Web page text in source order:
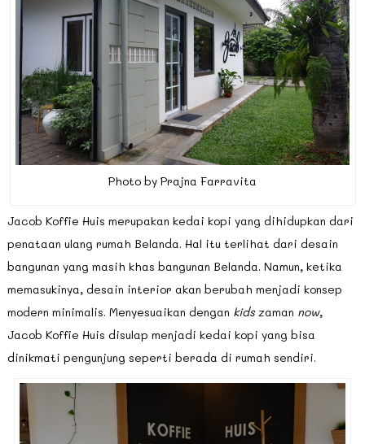
Photo by Prajna Farravita
Jacob Koffie Huis merupakan kedai kopi yang dihidupkan dari
penataan ulang rumah Belanda. Hal itu terlihat dari desain
bangunan yang masih khas bangunan Belanda. Namun, ketika
memasukinya, desain interior akan berubah menjadi konsep
modern minimalis. Menyesuaikan dengan kidszaman now,
Jacob Koffie Huis disulap menjadi kedai kopi yang bisa
dinikmati pengunjung seperti berada di rumah sendiri.